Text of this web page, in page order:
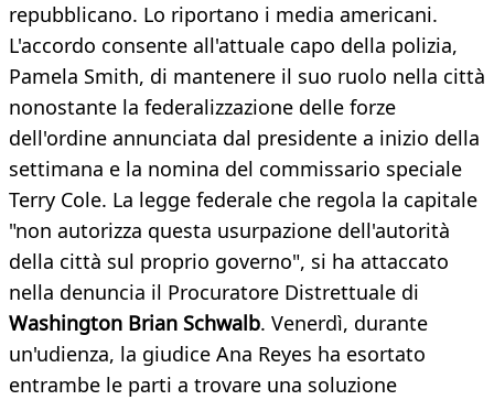
repubblicano. Lo riportano i media americani.
L'accordo consente all'attuale capo della polizia,
Pamela Smith, di mantenere il suo ruolo nella città
nonostante la federalizzazione delle forze
dell'ordine annunciata dal presidente a inizio della
settimana e la nomina del commissario speciale
Terry Cole. La legge federale che regola la capitale
"non autorizza questa usurpazione dell'autorità
della città sul proprio governo", si ha attaccato
nella denuncia il Procuratore Distrettuale di
Washington Brian Schwalb. Venerdì, durante
un'udienza, la giudice Ana Reyes ha esortato
entrambe le parti a trovare una soluzione